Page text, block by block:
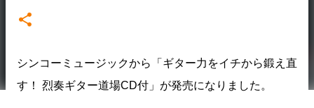
シンコーミュージックから「ギター力をイチから鍛え直
す！ 烈奏ギター道場CD付」が発売になりました。